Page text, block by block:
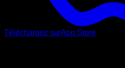
Téléchargez surApp Store